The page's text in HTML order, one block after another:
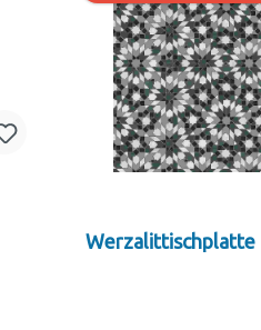
Werzalittischplatte